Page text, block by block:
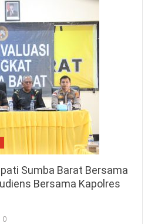
Sumba Barat Bersama
Bersama Kapolres
0